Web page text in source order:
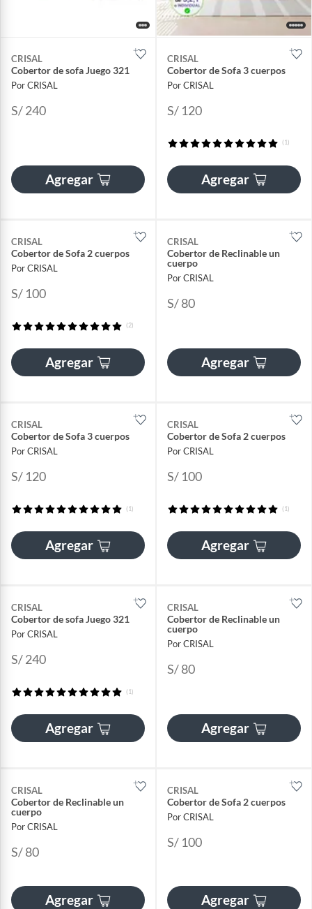
CRISAL
Cobertor de sofa Juego 321
Por CRISAL
S/ 240
Agregar
CRISAL
Cobertor de Sofa 3 cuerpos
Por CRISAL
S/ 120
(1)
Agregar
CRISAL
Cobertor de Sofa 2 cuerpos
Por CRISAL
S/ 100
(2)
Agregar
CRISAL
Cobertor de Reclinable un
cuerpo
Por CRISAL
S/ 80
Agregar
CRISAL
Cobertor de Sofa 3 cuerpos
Por CRISAL
S/ 120
(1)
Agregar
CRISAL
Cobertor de Sofa 2 cuerpos
Por CRISAL
S/ 100
(1)
Agregar
CRISAL
Cobertor de sofa Juego 321
Por CRISAL
S/ 240
(1)
Agregar
CRISAL
Cobertor de Reclinable un
cuerpo
Por CRISAL
S/ 80
Agregar
CRISAL
Cobertor de Reclinable un
cuerpo
Por CRISAL
S/ 80
Agregar
CRISAL
Cobertor de Sofa 2 cuerpos
Por CRISAL
S/ 100
Agregar